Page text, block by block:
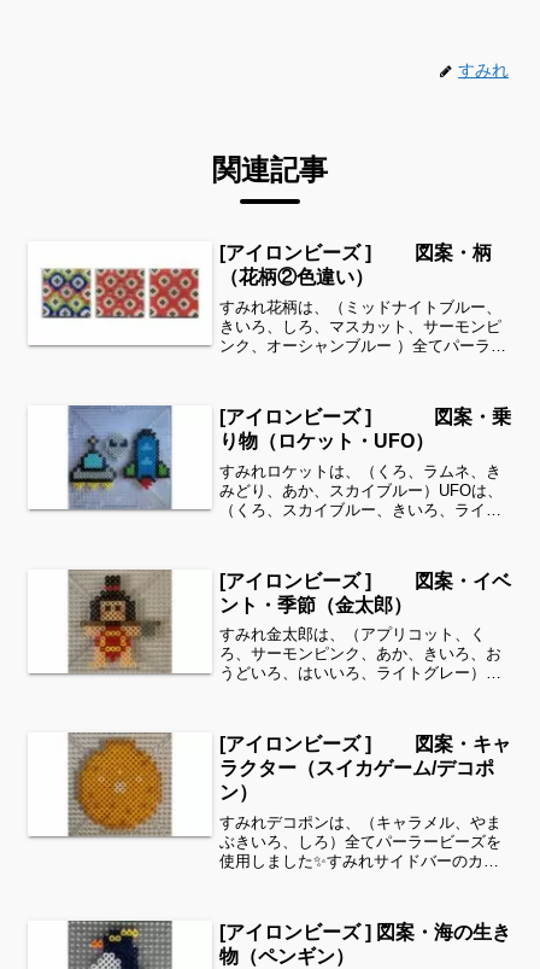
すみれ
関連記事
[アイロンビーズ ] 図案・柄
（花柄②色違い）
すみれ花柄は、（ミッドナイトブルー、
きいろ、しろ、マスカット、サーモンピ
ンク、オーシャンブルー ）全てパーラー
入れて仕上げました↓個人的にはこちらの
方が好きかもしれな...
[アイロンビーズ ] 図案・乗
り物（ロケット・UFO）
すみれロケットは、（くろ、ラムネ、き
みどり、あか、スカイブルー）UFOは、
（くろ、スカイブルー、きいろ、ライト
ズを使用しました✨すみれサイドバーの
カテゴリー欄より、花・...
[アイロンビーズ ] 図案・イベ
ント・季節（金太郎）
すみれ金太郎は、（アプリコット、く
ろ、サーモンピンク、あか、きいろ、お
うどいろ、はいいろ、ライトグレー）全
虫などシリーズ別に図案を見ることがで
きます！お時間がありました...
[アイロンビーズ ] 図案・キャ
ラクター（スイカゲーム/デコポ
ン）
すみれデコポンは、（キャラメル、やま
ぶきいろ、しろ）全てパーラービーズを
使用しました✨すみれサイドバーのカテ
りましたら、他の図案もぜひ覗いてみて
ください^ ^スイカゲー...
[アイロンビーズ ] 図案・海の生き
物（ペンギン）